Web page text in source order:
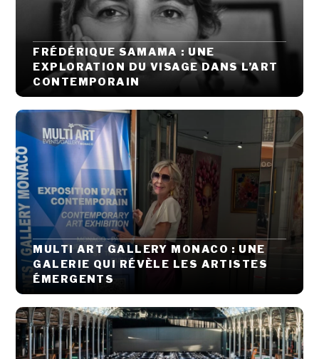
FRÉDÉRIQUE SAMAMA : UNE
EXPLORATION DU VISAGE DANS L’ART
CONTEMPORAIN
MULTI ART GALLERY MONACO : UNE
GALERIE QUI RÉVÈLE LES ARTISTES
ÉMERGENTS